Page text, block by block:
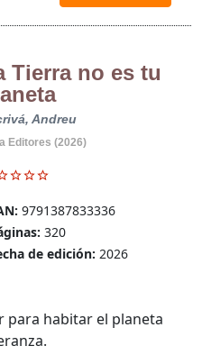
Tierra no es tu
Andreu
Editores (2026)
9791387833336
320
de edición: 2026
para habitar el planeta